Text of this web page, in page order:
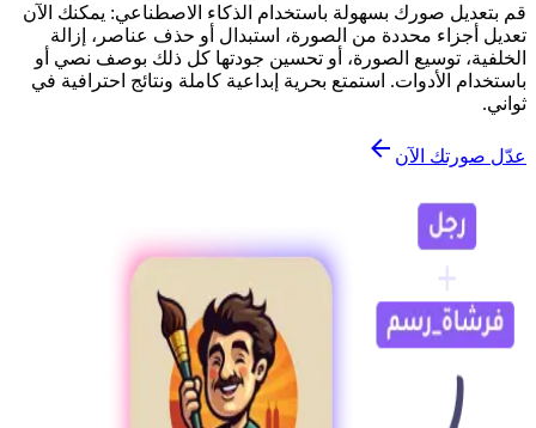
قم بتعديل صورك بسهولة باستخدام الذكاء الاصطناعي: يمكنك الآن
تعديل أجزاء محددة من الصورة، استبدال أو حذف عناصر، إزالة
الخلفية، توسيع الصورة، أو تحسين جودتها كل ذلك بوصف نصي أو
باستخدام الأدوات. استمتع بحرية إبداعية كاملة ونتائج احترافية في
ثواني.
عدّل صورتك الآن